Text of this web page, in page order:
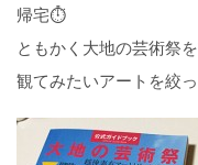
帰宅⏱
ともかく大地の芸術祭
観てみたいアートを絞